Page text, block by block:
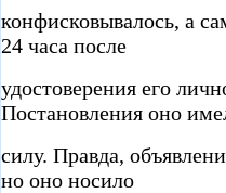
конфисковывалось, а
24 часа после
удостоверения его
Постановления оно
силу. Правда,
но оно носило